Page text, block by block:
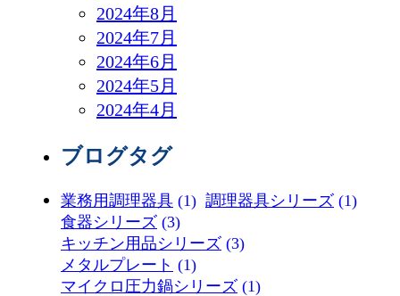
2024年8月
2024年7月
2024年6月
2024年5月
2024年4月
ブログタグ
業務用調理器具 (1) 調理器具シリーズ (1)
食器シリーズ (3)
キッチン用品シリーズ (3)
メタルプレート (1)
マイクロ圧力鍋シリーズ (1)